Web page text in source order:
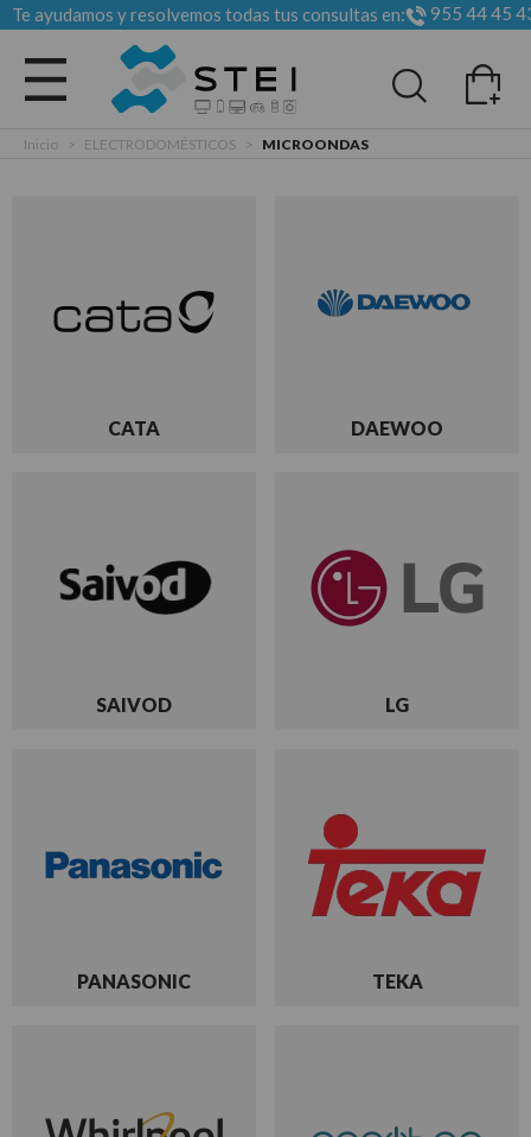
Te ayudamos y resolvemos todas tus consultas en: 955 44 45
Todas las categorias
Inicio > ELECTRODOMÉSTICOS > MICROONDAS
CATA DAEWOO
SAIVOD LG
PANASONIC TEKA